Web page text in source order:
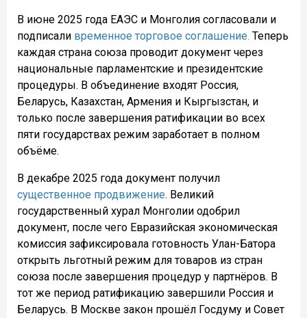
В июне 2025 года ЕАЭС и Монголия согласовали и
подписали временное торговое соглашение. Теперь
каждая страна союза проводит документ через
национальные парламентские и президентские
процедуры. В объединение входят Россия,
Беларусь, Казахстан, Армения и Кыргызстан, и
только после завершения ратификации во всех
пяти государствах режим заработает в полном
объёме.
В декабре 2025 года документ получил
существенное продвижение. Великий
государственный хурал Монголии одобрил
документ, после чего Евразийская экономическая
комиссия зафиксировала готовность Улан-Батора
открыть льготный режим для товаров из стран
союза после завершения процедур у партнёров. В
тот же период ратификацию завершили Россия и
Беларусь. В Москве закон прошёл Госдуму и Совет